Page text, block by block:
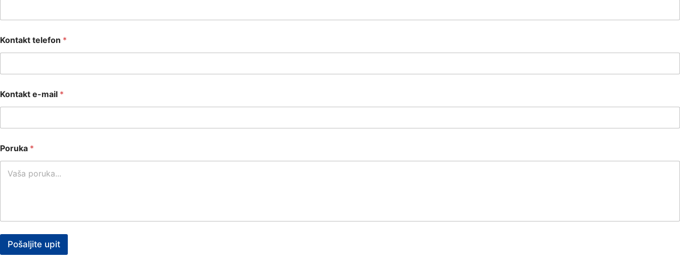
Kontakt telefon *
Kontakt e-mail *
Poruka *
Pošaljite upit